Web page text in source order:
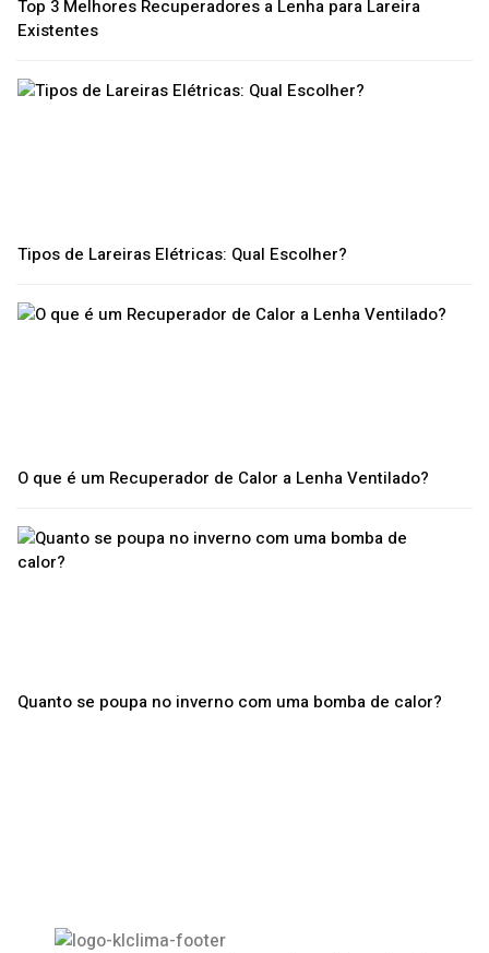
Top 3 Melhores Recuperadores a Lenha para Lareira
Existentes
Tipos de Lareiras Elétricas: Qual Escolher?
O que é um Recuperador de Calor a Lenha Ventilado?
Quanto se poupa no inverno com uma bomba de calor?